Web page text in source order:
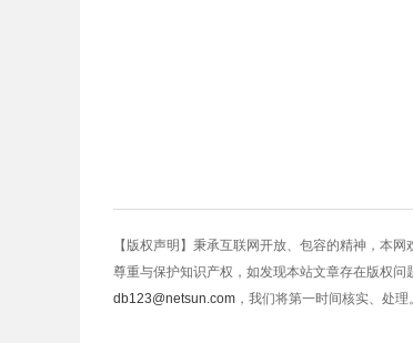
【版权声明】秉承互联网开放、包容的精神，本
尊重与保护知识产权，如发现本站文章存在版权
db123@netsun.com ，我们将第一时间核实、处理。